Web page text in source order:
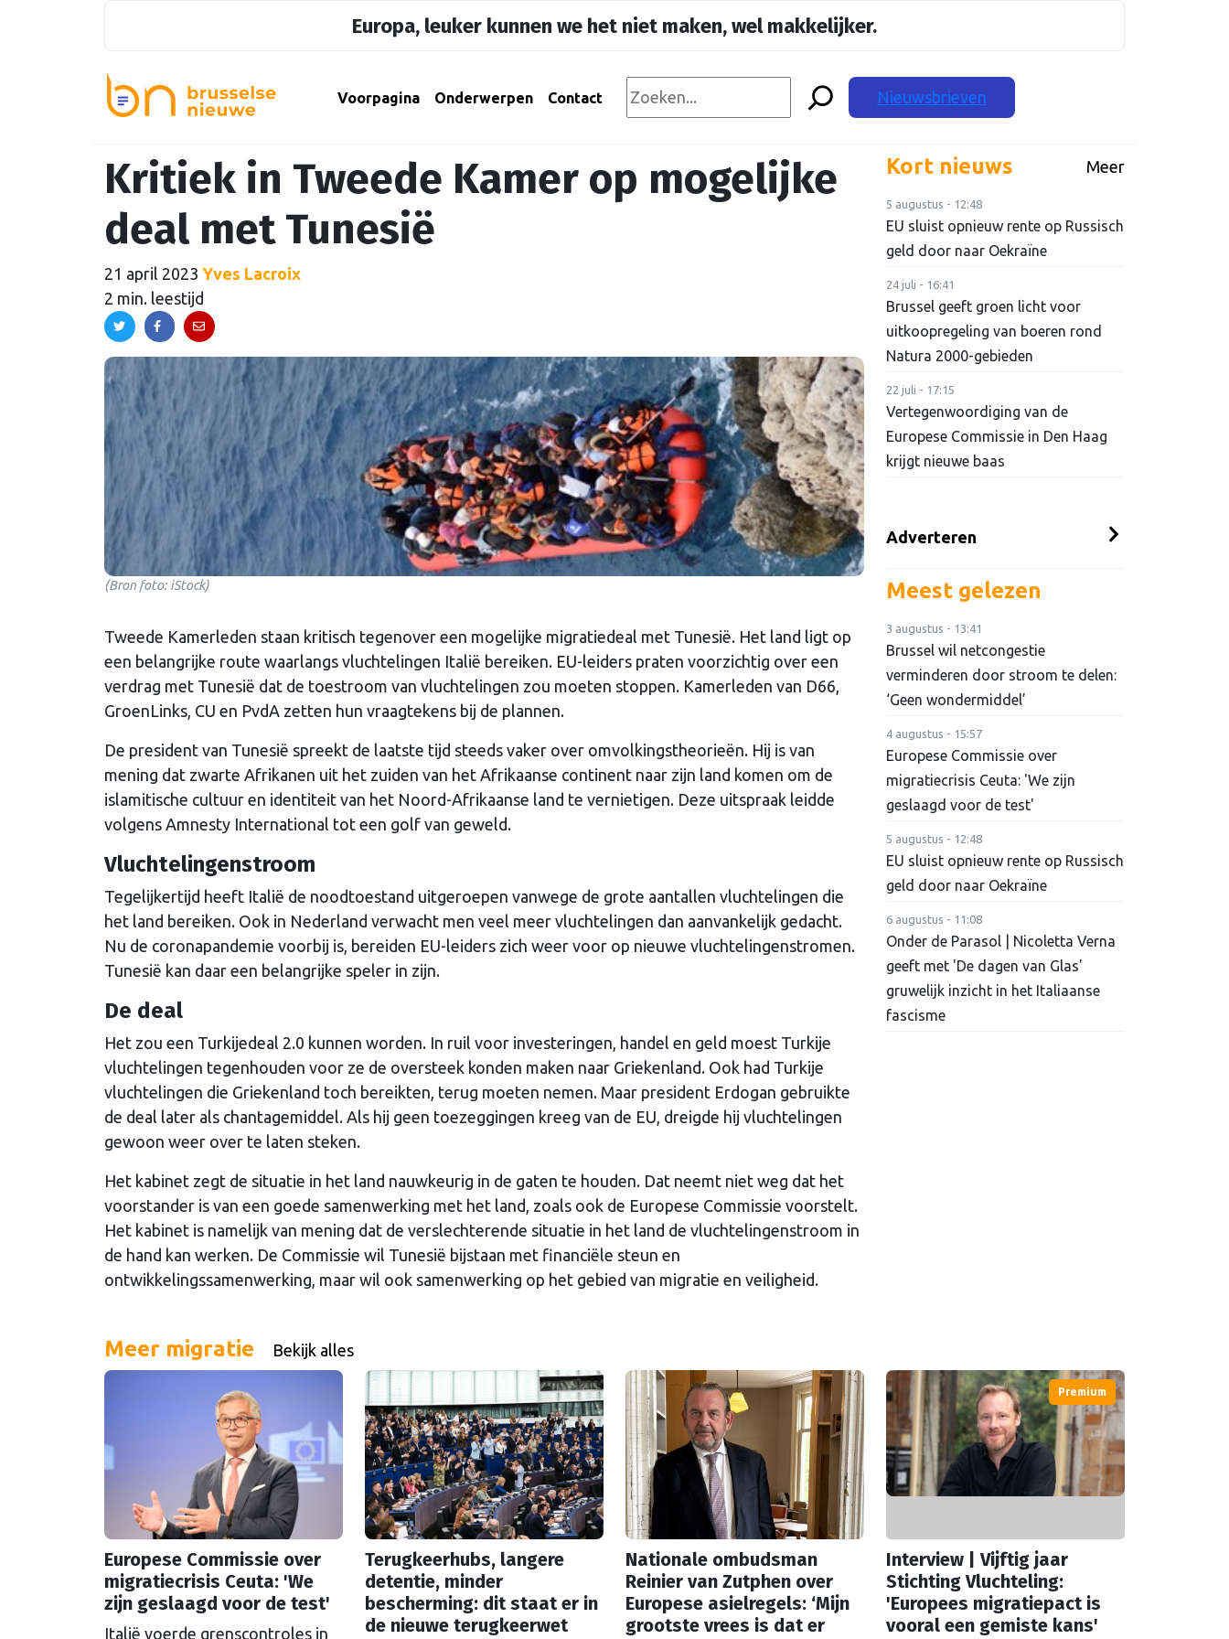
Europa, leuker kunnen we het niet maken, wel makkelijker.
Voorpagina Onderwerpen Contact Nieuwsbrieven
Kritiek in Tweede Kamer op mogelijke
deal met Tunesië
21 april 2023 Yves Lacroix
2 min. leestijd
(Bron foto: iStock)
Tweede Kamerleden staan kritisch tegenover een mogelijke migratiedeal met Tunesië. Het land ligt op
een belangrijke route waarlangs vluchtelingen Italië bereiken. EU-leiders praten voorzichtig over een
verdrag met Tunesië dat de toestroom van vluchtelingen zou moeten stoppen. Kamerleden van D66,
GroenLinks, CU en PvdA zetten hun vraagtekens bij de plannen.
De president van Tunesië spreekt de laatste tijd steeds vaker over omvolkingstheorieën. Hij is van
mening dat zwarte Afrikanen uit het zuiden van het Afrikaanse continent naar zijn land komen om de
islamitische cultuur en identiteit van het Noord-Afrikaanse land te vernietigen. Deze uitspraak leidde
volgens Amnesty International tot een golf van geweld.
Vluchtelingenstroom
Tegelijkertijd heeft Italië de noodtoestand uitgeroepen vanwege de grote aantallen vluchtelingen die
het land bereiken. Ook in Nederland verwacht men veel meer vluchtelingen dan aanvankelijk gedacht.
Nu de coronapandemie voorbij is, bereiden EU-leiders zich weer voor op nieuwe vluchtelingenstromen.
Tunesië kan daar een belangrijke speler in zijn.
De deal
Het zou een Turkijedeal 2.0 kunnen worden. In ruil voor investeringen, handel en geld moest Turkije
vluchtelingen tegenhouden voor ze de oversteek konden maken naar Griekenland. Ook had Turkije
vluchtelingen die Griekenland toch bereikten, terug moeten nemen. Maar president Erdogan gebruikte
de deal later als chantagemiddel. Als hij geen toezeggingen kreeg van de EU, dreigde hij vluchtelingen
gewoon weer over te laten steken.
Het kabinet zegt de situatie in het land nauwkeurig in de gaten te houden. Dat neemt niet weg dat het
voorstander is van een goede samenwerking met het land, zoals ook de Europese Commissie voorstelt.
Het kabinet is namelijk van mening dat de verslechterende situatie in het land de vluchtelingenstroom in
de hand kan werken. De Commissie wil Tunesië bijstaan met financiële steun en
ontwikkelingssamenwerking, maar wil ook samenwerking op het gebied van migratie en veiligheid.
Kort nieuws Meer
5 augustus - 12:48
EU sluist opnieuw rente op Russisch
geld door naar Oekraïne
24 juli - 16:41
Brussel geeft groen licht voor
uitkoopregeling van boeren rond
Natura 2000-gebieden
22 juli - 17:15
Vertegenwoordiging van de
Europese Commissie in Den Haag
krijgt nieuwe baas
Adverteren
Meest gelezen
3 augustus - 13:41
Brussel wil netcongestie
verminderen door stroom te delen:
‘Geen wondermiddel’
4 augustus - 15:57
Europese Commissie over
migratiecrisis Ceuta: 'We zijn
geslaagd voor de test'
5 augustus - 12:48
EU sluist opnieuw rente op Russisch
geld door naar Oekraïne
6 augustus - 11:08
Onder de Parasol | Nicoletta Verna
geeft met 'De dagen van Glas'
gruwelijk inzicht in het Italiaanse
fascisme
Meer migratie Bekijk alles
Europese Commissie over
migratiecrisis Ceuta: 'We
zijn geslaagd voor de test'
Italië voerde grenscontroles in
Terugkeerhubs, langere
detentie, minder
bescherming: dit staat er in
de nieuwe terugkeerwet
Nationale ombudsman
Reinier van Zutphen over
Europese asielregels: ‘Mijn
grootste vrees is dat er
Premium
Interview | Vijftig jaar
Stichting Vluchteling:
'Europees migratiepact is
vooral een gemiste kans'